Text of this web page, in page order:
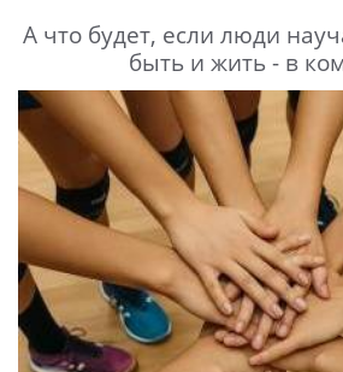
А что будет, если люди
быть и жить - в